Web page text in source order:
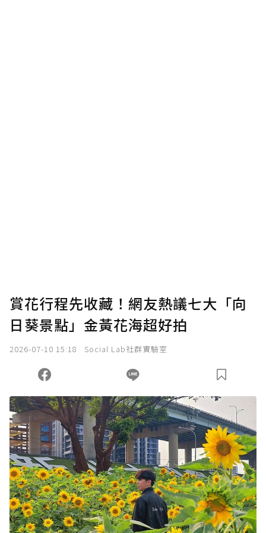
賞花行程先收藏！網友熱議七大「向
日葵景點」金黃花海超好拍
2026-07-10 15:18 Social Lab社群實驗室